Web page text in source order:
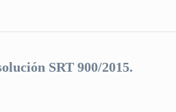
SRT 900/2015.